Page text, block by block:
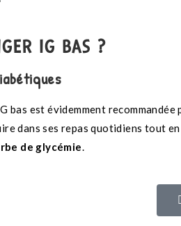
IG BAS ?
bas est évidemment
dans ses repas quotidiens tout
de glycémie.